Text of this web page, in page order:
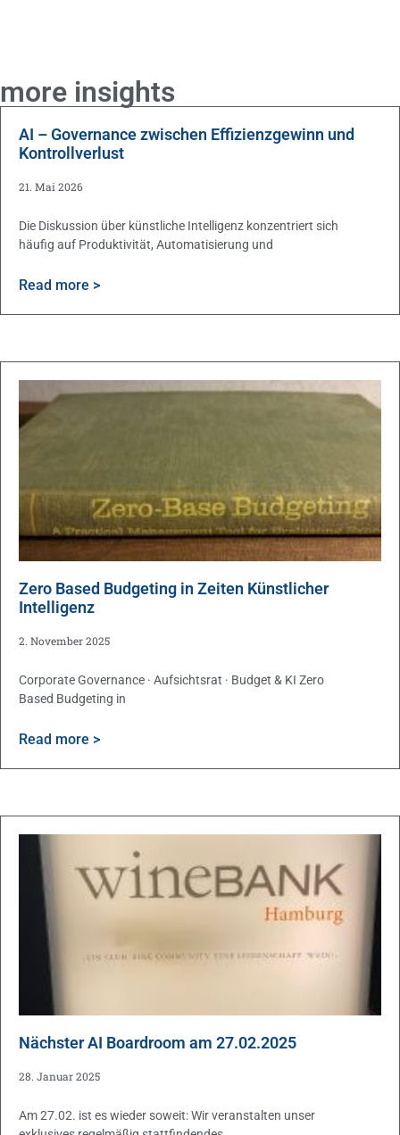
more insights
AI – Governance zwischen Effizienzgewinn und
Kontrollverlust
21. Mai 2026
Die Diskussion über künstliche Intelligenz konzentriert sich
häufig auf Produktivität, Automatisierung und
Read more >
Zero Based Budgeting in Zeiten Künstlicher
Intelligenz
2. November 2025
Corporate Governance · Aufsichtsrat · Budget & KI Zero
Based Budgeting in
Read more >
Nächster AI Boardroom am 27.02.2025
28. Januar 2025
Am 27.02. ist es wieder soweit: Wir veranstalten unser